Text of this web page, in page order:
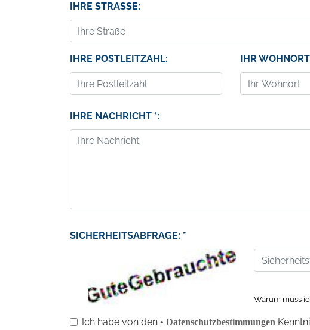
IHRE STRASSE:
IHRE POSTLEITZAHL: IHR
IHRE NACHRICHT *:
SICHERHEITSABFRAGE: *
Warum muss
Ich habe von den • Datenschutzbestimmungen